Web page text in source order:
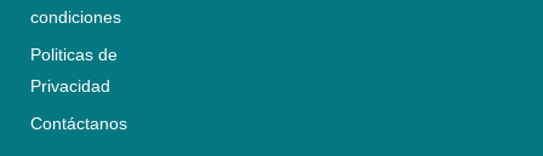
condiciones
Politicas de
Privacidad
Contáctanos